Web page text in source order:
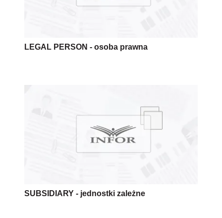
LEGAL PERSON - osoba prawna
SUBSIDIARY - jednostki zależne